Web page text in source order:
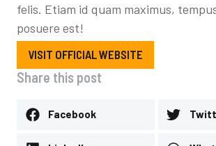
felis. Etiam id quam maximus,
posuere est!
VISIT OFFICIAL WEBSITE
Share this post
Facebook